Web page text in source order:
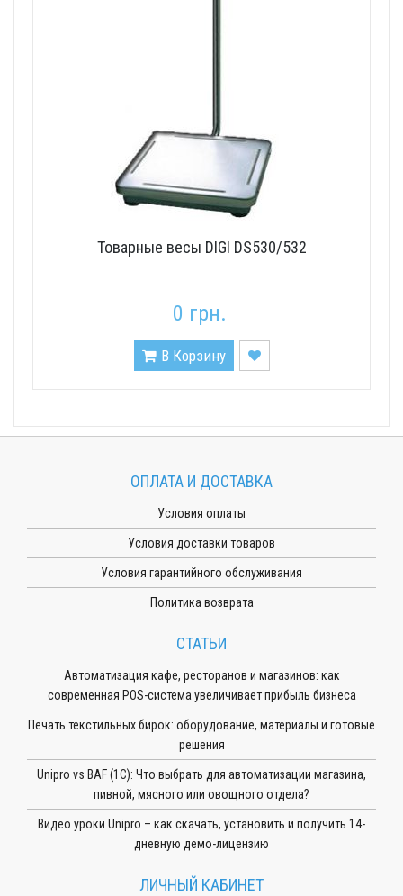
Товарные весы DIGI DS530/532
0 грн.
В Корзину
ОПЛАТА И ДОСТАВКА
Условия оплаты
Условия доставки товаров
Условия гарантийного обслуживания
Политика возврата
СТАТЬИ
Автоматизация кафе, ресторанов и магазинов: как
современная POS-система увеличивает прибыль бизнеса
Печать текстильных бирок: оборудование, материалы и готовые
решения
Unipro vs BAF (1С): Что выбрать для автоматизации магазина,
пивной, мясного или овощного отдела?
Видео уроки Unipro – как скачать, установить и получить 14-
дневную демо-лицензию
ЛИЧНЫЙ КАБИНЕТ